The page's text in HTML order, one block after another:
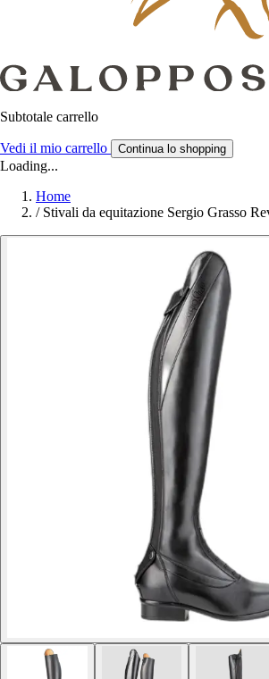
Subtotale carrello
Vedi il mio carrello Continua lo shopping
Loading...
Home
/ Stivali da equitazione Sergio Grasso